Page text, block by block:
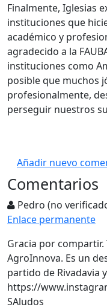
Finalmente, Iglesias
instituciones que
académico y
agradecido a la
instituciones como
posible que muchos
profesionalmente,
perseguir nuestros
Añadir nuevo
Comentarios
Pedro (no
Enlace permanente
Gracia por compartir.
AgroInnova. Es un
partido de Rivadavia y
https://
SAludos